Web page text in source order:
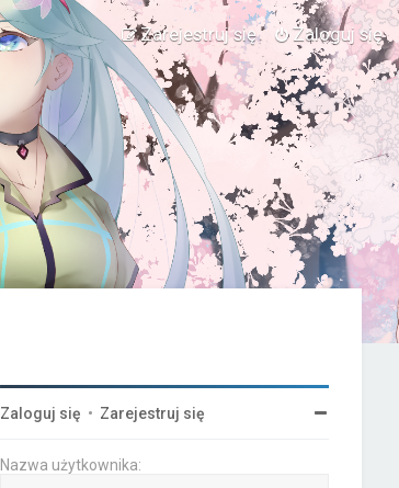
Zaloguj się
Zarejestruj się
Zaloguj się • Zarejestruj się
Nazwa użytkownika: